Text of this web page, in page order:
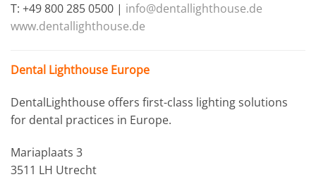
T: +49 800 285 0500 | info@dentallighthouse.de
www.dentallighthouse.de
Dental Lighthouse Europe
DentalLighthouse offers first-class lighting solutions
for dental practices in Europe.
Mariaplaats 3
3511 LH Utrecht